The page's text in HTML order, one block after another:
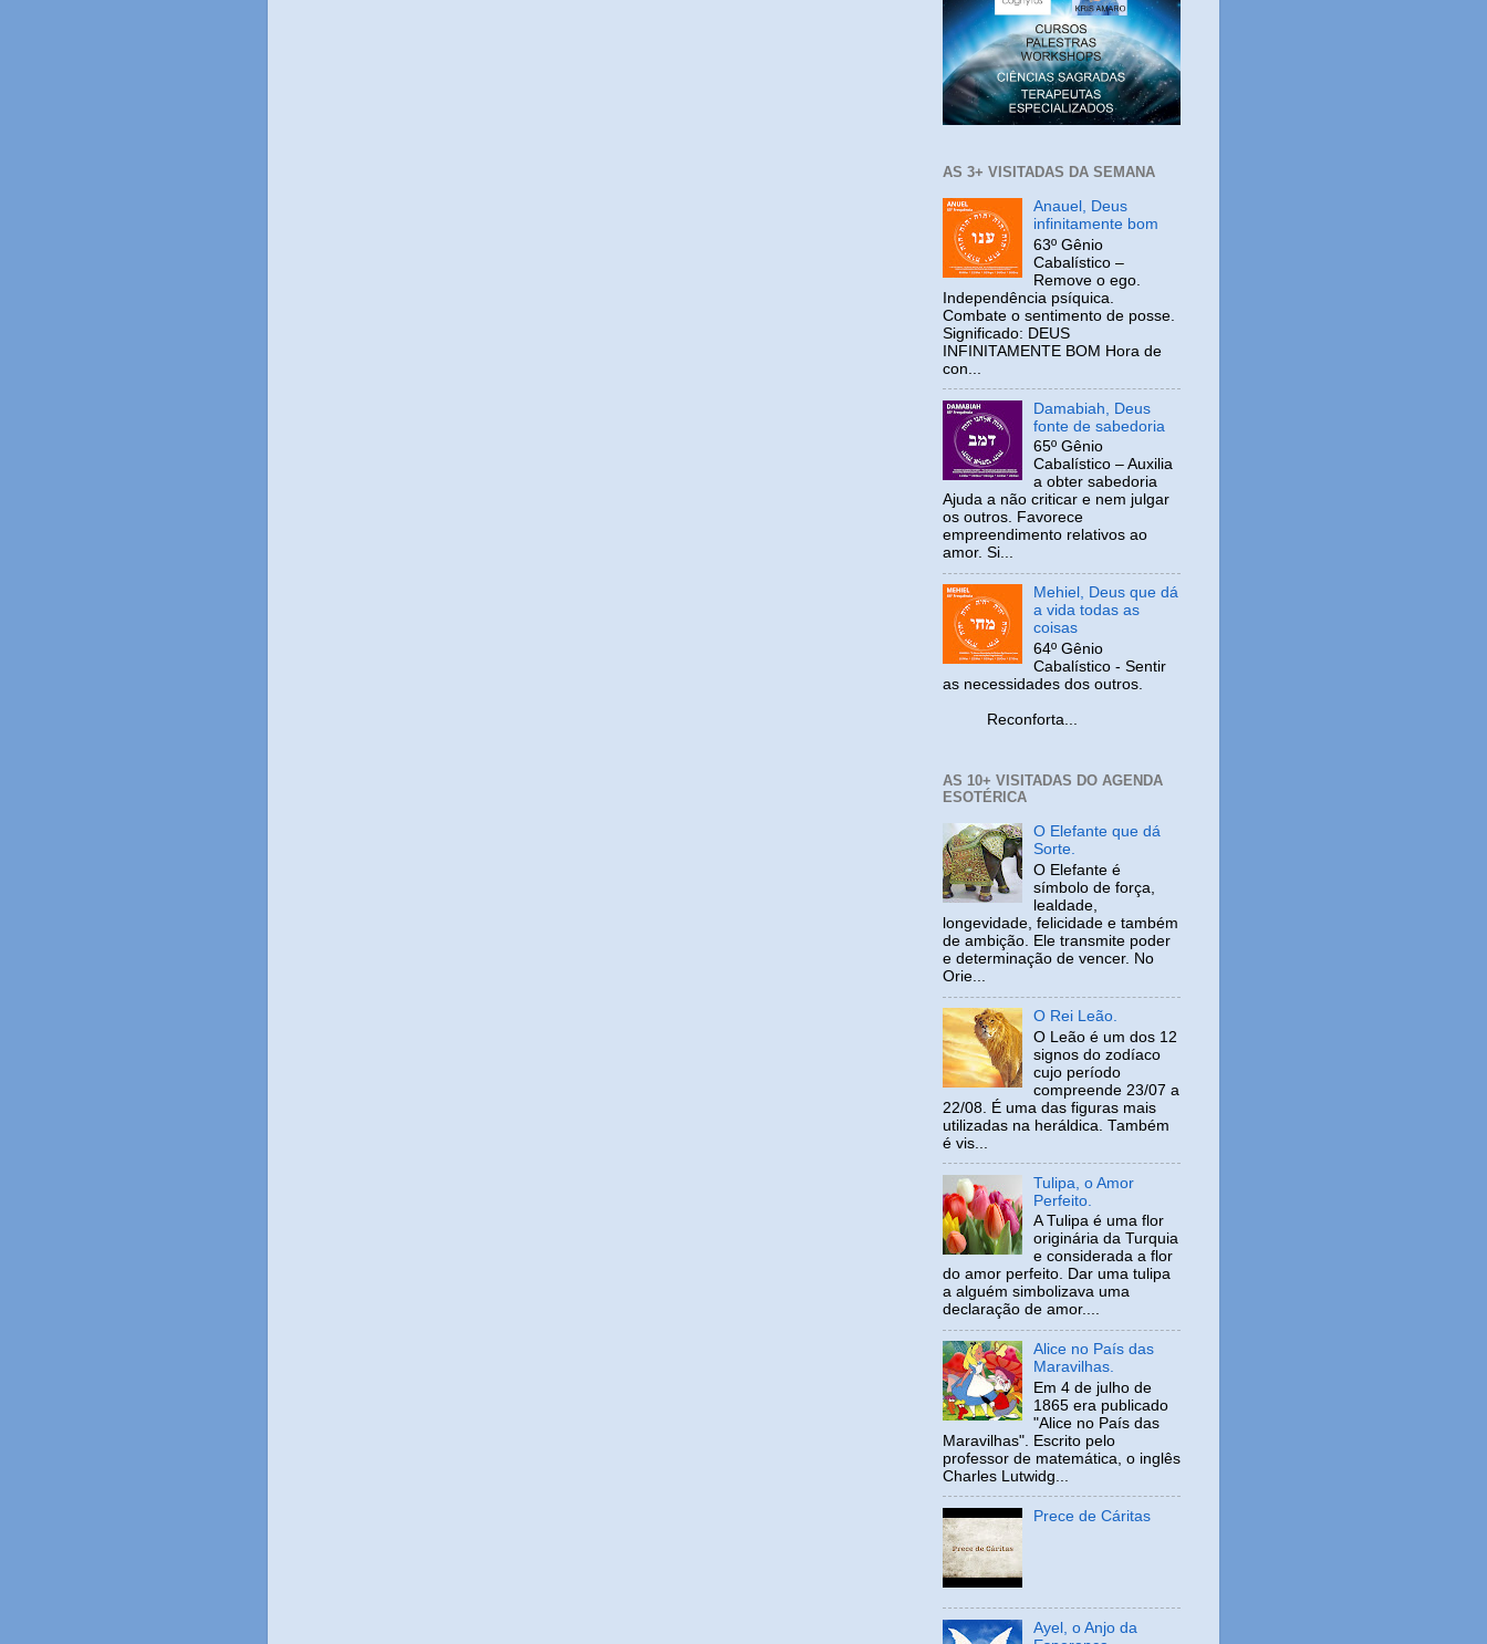
AS 3+ VISITADAS DA SEMANA
Anauel, Deus
infinitamente bom
63º Gênio
Cabalístico –
Remove o ego.
Independência psíquica.
Combate o sentimento de posse.
Significado: DEUS
INFINITAMENTE BOM Hora de
con...
Damabiah, Deus
fonte de sabedoria
65º Gênio
Cabalístico – Auxilia
a obter sabedoria
Ajuda a não criticar e nem julgar
os outros. Favorece
empreendimento relativos ao
amor. Si...
Mehiel, Deus que dá
a vida todas as
coisas
64º Gênio
Cabalístico - Sentir
as necessidades dos outros.
Reconforta...
AS 10+ VISITADAS DO AGENDA
ESOTÉRICA
O Elefante que dá
Sorte.
O Elefante é
símbolo de força,
lealdade,
longevidade, felicidade e também
de ambição. Ele transmite poder
e determinação de vencer. No
Orie...
O Rei Leão.
O Leão é um dos 12
signos do zodíaco
cujo período
compreende 23/07 a
22/08. É uma das figuras mais
utilizadas na heráldica. Também
é vis...
Tulipa, o Amor
Perfeito.
A Tulipa é uma flor
originária da Turquia
e considerada a flor
do amor perfeito. Dar uma tulipa
a alguém simbolizava uma
declaração de amor....
Alice no País das
Maravilhas.
Em 4 de julho de
1865 era publicado
"Alice no País das
Maravilhas". Escrito pelo
professor de matemática, o inglês
Charles Lutwidg...
Prece de Cáritas
Ayel, o Anjo da